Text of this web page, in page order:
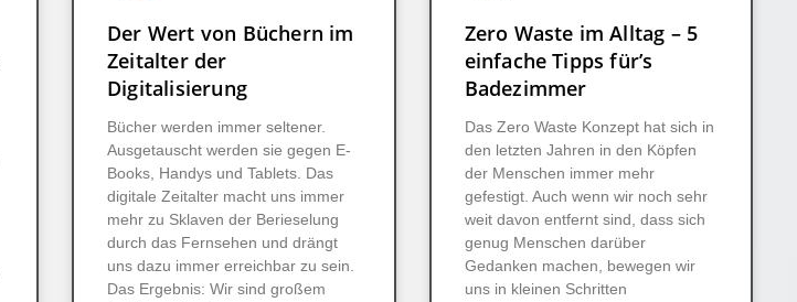
Der Wert von Büchern im
Zeitalter der
Digitalisierung
Bücher werden immer seltener.
Ausgetauscht werden sie gegen E-
Books, Handys und Tablets. Das
digitale Zeitalter macht uns immer
mehr zu Sklaven der Berieselung
durch das Fernsehen und drängt
uns dazu immer erreichbar zu sein.
Das Ergebnis: Wir sind großem
Zero Waste im Alltag – 5
einfache Tipps für’s
Badezimmer
Das Zero Waste Konzept hat sich in
den letzten Jahren in den Köpfen
der Menschen immer mehr
gefestigt. Auch wenn wir noch sehr
weit davon entfernt sind, dass sich
genug Menschen darüber
Gedanken machen, bewegen wir
uns in kleinen Schritten